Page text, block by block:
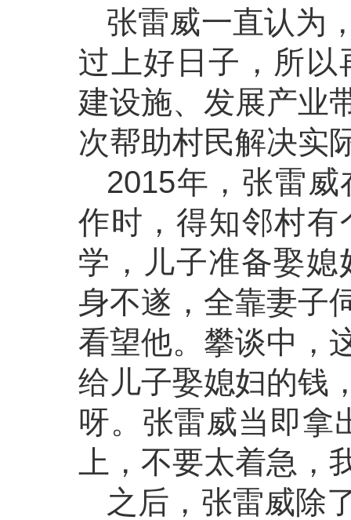
张雷威一直认为
过上好日子，所
建设施、发展产业
次帮助村民解决实
2015年，张雷
作时，得知邻村
学，儿子准备娶
身不遂，全靠妻子
看望他。攀谈中，
给儿子娶媳妇的钱
呀。张雷威当即拿
上，不要太着急，
之后，张雷威除